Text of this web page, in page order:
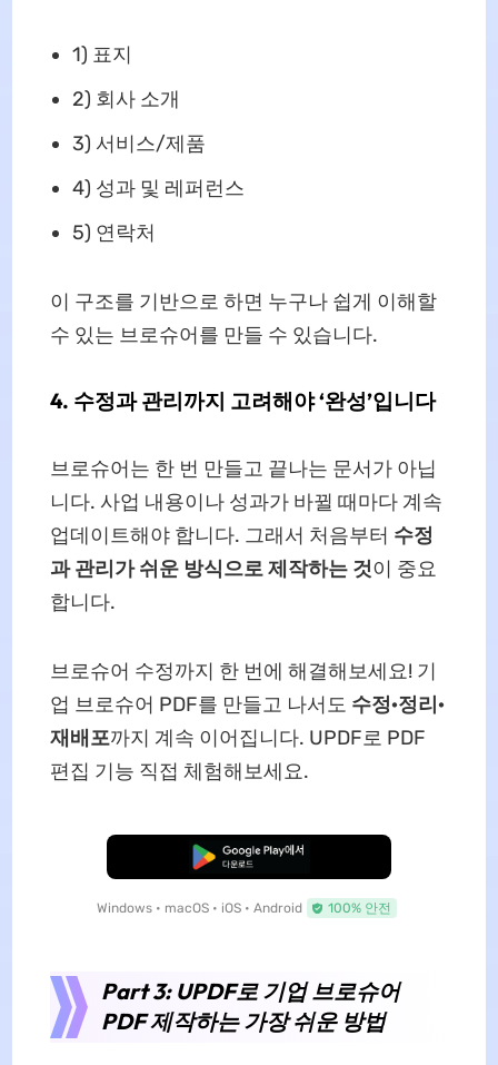
1) 표지
2) 회사 소개
3) 서비스/제품
4) 성과 및 레퍼런스
5) 연락처
이 구조를 기반으로 하면 누구나 쉽게 이해할
수 있는 브로슈어를 만들 수 있습니다.
4. 수정과 관리까지 고려해야 ‘완성’입니다
브로슈어는 한 번 만들고 끝나는 문서가 아닙
니다. 사업 내용이나 성과가 바뀔 때마다 계속
업데이트해야 합니다. 그래서 처음부터 수정
과 관리가 쉬운 방식으로 제작하는 것이 중요
합니다.
브로슈어 수정까지 한 번에 해결해보세요! 기
업 브로슈어 PDF를 만들고 나서도 수정·정리·
재배포까지 계속 이어집니다. UPDF로 PDF
편집 기능 직접 체험해보세요.
무료로 다운로드
Windows • macOS • iOS • Android 100% 안전
Part 3: UPDF로 기업 브로슈어
PDF 제작하는 가장 쉬운 방법